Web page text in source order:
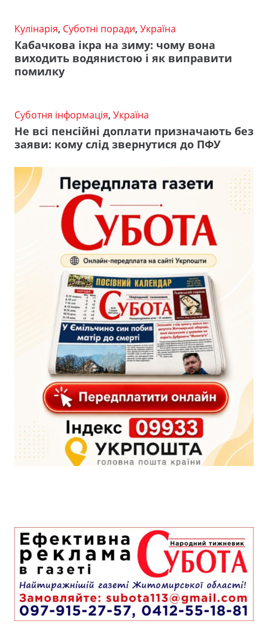
Кулінарія, Суботні поради, Україна
Кабачкова ікра на зиму: чому вона
виходить водянистою і як виправити
помилку
Суботня інформація, Україна
Не всі пенсійні доплати призначають без
заяви: кому слід звернутися до ПФУ